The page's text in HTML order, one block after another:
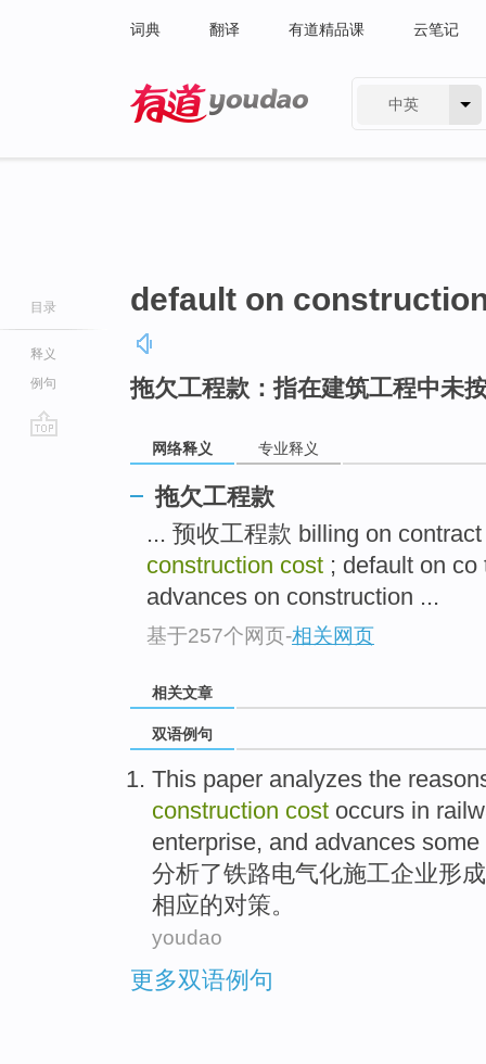
词典 翻译 有道精品课 云笔记
中英
目录
释义
例句
default on
拖欠工程款：指在建筑工程中未
网络释义 专业释义
拖欠工程款
... 预收工程款 billing on
construction cost ; default on
advances on construction ...
基于257个网页-相关网页
相关文章
双语例句
This paper analyzes the
construction cost occurs in
enterprise, and advances some
分析了铁路电气化施工企业形
相应的对策。
youdao
更多双语例句